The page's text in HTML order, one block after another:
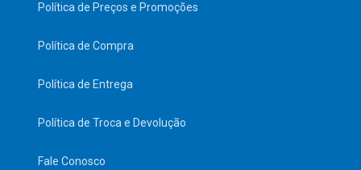
Política de Preços e Promoções
Política de Compra
Política de Entrega
Política de Troca e Devolução
Fale Conosco